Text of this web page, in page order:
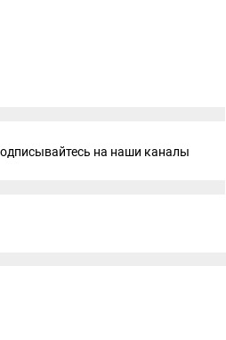
на наши каналы